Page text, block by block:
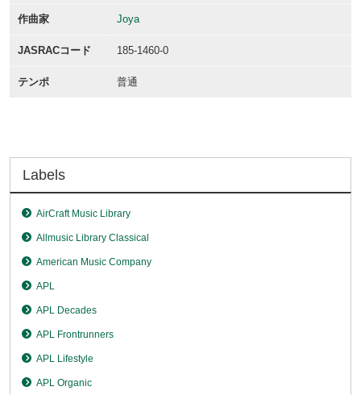
作曲家 Joya
JASRACコード 185-1460-0
テンポ 普通
Labels
AirCraft Music Library
Allmusic Library Classical
American Music Company
APL
APL Decades
APL Frontrunners
APL Lifestyle
APL Organic